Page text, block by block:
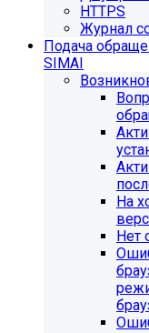
HTTPS
Журнал
Подача
SIMAI
На
Нет